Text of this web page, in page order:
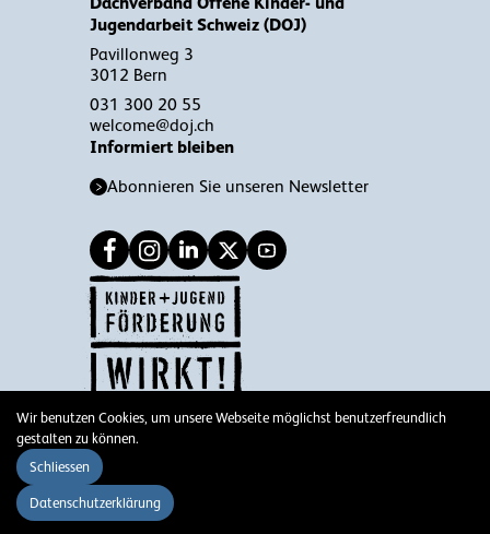
Jugendarbeit Schweiz (DOJ)
Pavillonweg 3
3012 Bern
031 300 20 55
welcome@doj.ch
Informiert bleiben
Abonnieren Sie unseren Newsletter
© 2026 DOJ
Impressum
Disclaimer
Wir benutzen Cookies, um unsere Webseite möglichst benutzerfreundlich
gestalten zu können.
Schliessen
Datenschutzerklärung